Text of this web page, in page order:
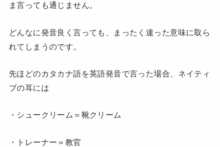
ま言っても通じません。
どんなに発音良く言っても、まったく違った意味に取ら
れてしまうのです。
先ほどのカタカナ語を英語発音で言った場合、ネイティ
ブの耳には
・シュークリーム＝靴クリーム
・トレーナー＝教官